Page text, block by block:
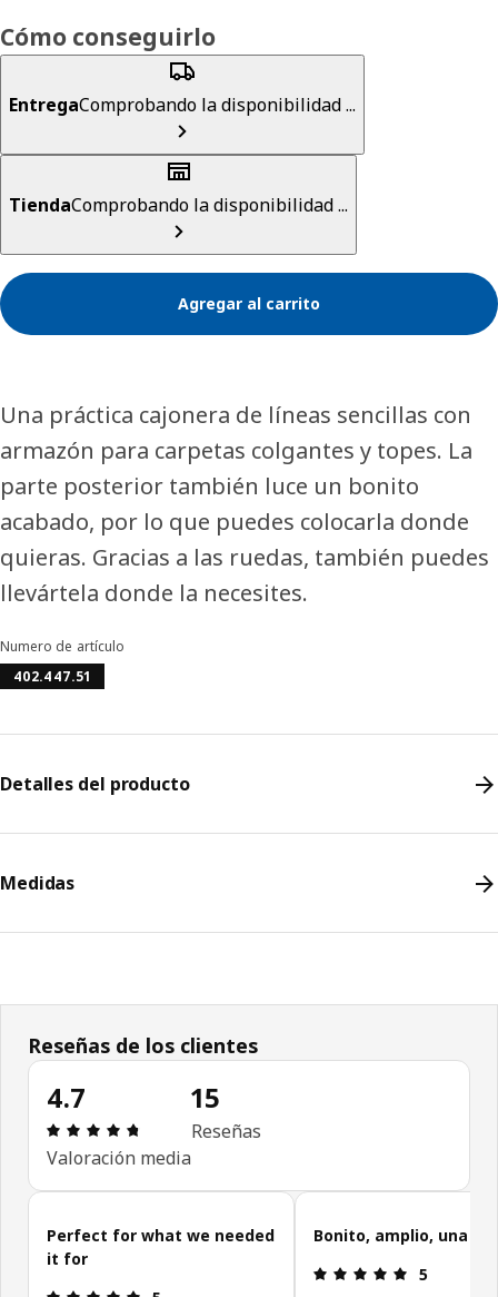
Cómo conseguirlo
EntregaComprobando la disponibilidad ...
TiendaComprobando la disponibilidad ...
Agregar al carrito
Una práctica cajonera de líneas sencillas con
armazón para carpetas colgantes y topes. La
parte posterior también luce un bonito
acabado, por lo que puedes colocarla donde
quieras. Gracias a las ruedas, también puedes
llevártela donde la necesites.
Numero de artículo
402.447.51
Detalles del producto
Medidas
Reseñas de los clientes
4.7
Revisión: 4.7 fuera de 5 estrellas. Revisiones
Valoración media
15
Reseñas
Omitir reseñas de clientes
Perfect for what we needed
it for
Bonito, amplio, una
Revisión:
5